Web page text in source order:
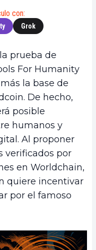
con:
Grok
prueba de
For Humanity
la base de
De hecho,
posible
humanos y
Al proponer
verificados por
en Worldchain,
quiere incentivar
por el famoso